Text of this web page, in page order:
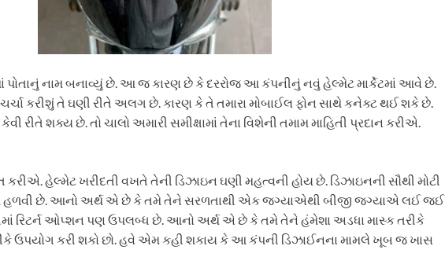
પોતાનું નામ બનાવ્યું છે. આ જ કારણ છે કે દરરોજ આ કંપનીનું નવું હેલ્મેટ માર્કેટમાં આવે છે.
કરીશું તે ઘણી રીતે અલગ છે. કારણ કે તે તમારા મોબાઈલ ફોન સાથે કનેક્ટ થઈ શકે છે.
રીતે શક્ય છે. તો ચાલો અમારી સમીક્ષામાં તેના વિશેની તમામ માહિતી પ્રદાન કરીએ.
કરીએ. હેલ્મેટ ખરીદતી વખતે તેની ડિઝાઇન ઘણી મહત્વની હોય છે. ડિઝાઇનની સૌથી મોટી
છે. આનો અર્થ એ છે કે તમે તેને સરળતાથી એક જગ્યાએથી બીજી જગ્યાએ લઈ જઈ
રિટર્ન ઓપ્શન પણ ઉપલબ્ધ છે. આનો અર્થ એ છે કે તમે તેને હંમેશા અડધા માસ્ક તરીકે
ઉપયોગ કરી શકો છો. હવે એમ કહી શકાય કે આ કંપની ડિઝાઈનના મામલે ખૂબ જ ખાસ